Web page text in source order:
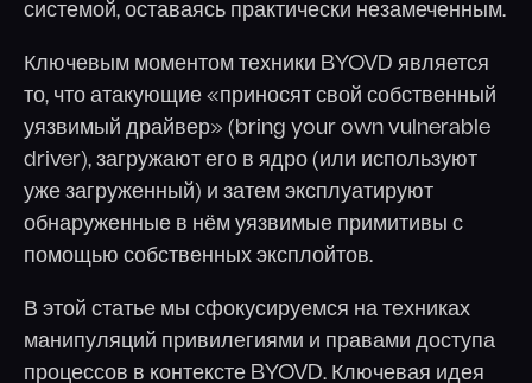
системой, оставаясь практически незамеченным.
Ключевым моментом техники BYOVD является
то, что атакующие «приносят свой собственный
уязвимый драйвер» (bring your own vulnerable
driver), загружают его в ядро (или используют
уже загруженный) и затем эксплуатируют
обнаруженные в нём уязвимые примитивы с
помощью собственных эксплойтов.
В этой статье мы сфокусируемся на техниках
манипуляций привилегиями и правами доступа
процессов в контексте BYOVD. Ключевая идея